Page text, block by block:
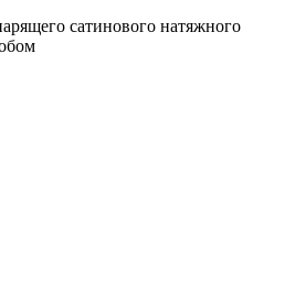
сатинового натяжного